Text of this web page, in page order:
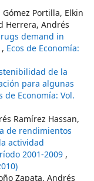
Portilla, Elkin
Herrera, Andrés
demand in
, Ecos de Economía:
de la
para algunas
de Economía: Vol.
Ramírez Hassan,
de rendimientos
actividad
2001-2009 ,
Zapata, Andrés